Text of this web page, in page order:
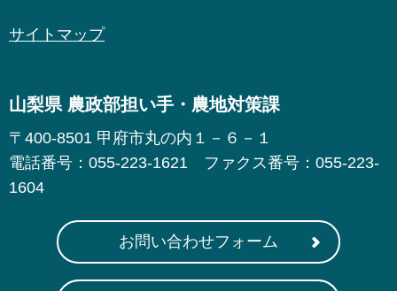
山梨県 農政部担い手・農地対策課
〒400-8501 甲府市丸の内１－６－１
電話番号：055-223-1621 ファクス番号：055-223-
1604
サイトマップ
お問い合わせフォーム